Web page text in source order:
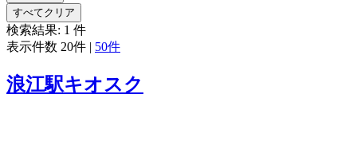
すべてクリア
検索結果: 1 件
表示件数 20件 | 50件
浪江駅キオスク